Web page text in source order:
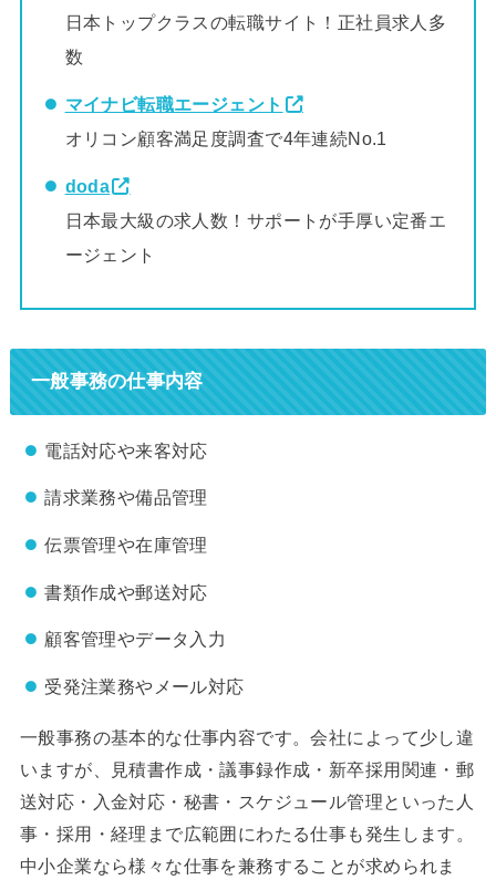
日本トップクラスの転職サイト！正社員求人多
数
マイナビ転職エージェント
オリコン顧客満足度調査で4年連続No.1
doda
日本最大級の求人数！サポートが手厚い定番エ
ージェント
一般事務の仕事内容
電話対応や来客対応
請求業務や備品管理
伝票管理や在庫管理
書類作成や郵送対応
顧客管理やデータ入力
受発注業務やメール対応
一般事務の基本的な仕事内容です。会社によって少し違
いますが、見積書作成・議事録作成・新卒採用関連・郵
送対応・入金対応・秘書・スケジュール管理といった人
事・採用・経理まで広範囲にわたる仕事も発生します。
中小企業なら様々な仕事を兼務することが求められま